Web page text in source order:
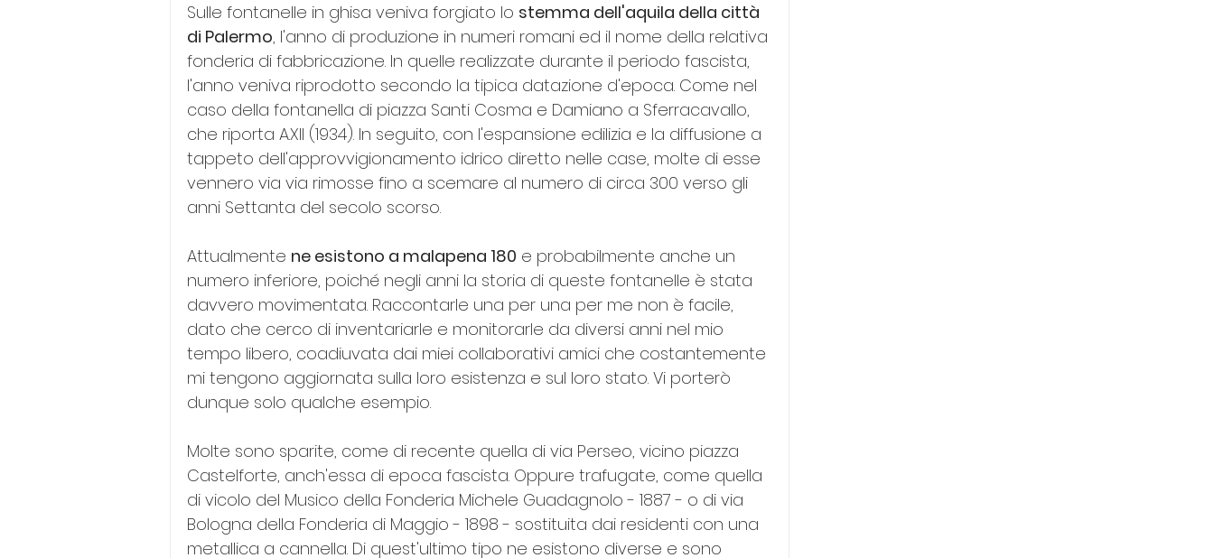
Sulle fontanelle in ghisa veniva forgiato lo stemma dell'aquila della città
di Palermo, l'anno di produzione in numeri romani ed il nome della relativa
fonderia di fabbricazione. In quelle realizzate durante il periodo fascista,
l'anno veniva riprodotto secondo la tipica datazione d'epoca. Come nel
caso della fontanella di piazza Santi Cosma e Damiano a Sferracavallo,
che riporta A.XII (1934). In seguito, con l'espansione edilizia e la diffusione a
tappeto dell'approvvigionamento idrico diretto nelle case, molte di esse
vennero via via rimosse fino a scemare al numero di circa 300 verso gli
anni Settanta del secolo scorso.
Attualmente ne esistono a malapena 180 e probabilmente anche un
numero inferiore, poiché negli anni la storia di queste fontanelle è stata
davvero movimentata. Raccontarle una per una per me non è facile,
dato che cerco di inventariarle e monitorarle da diversi anni nel mio
tempo libero, coadiuvata dai miei collaborativi amici che costantemente
mi tengono aggiornata sulla loro esistenza e sul loro stato. Vi porterò
dunque solo qualche esempio.
Molte sono sparite, come di recente quella di via Perseo, vicino piazza
Castelforte, anch'essa di epoca fascista. Oppure trafugate, come quella
di vicolo del Musico della Fonderia Michele Guadagnolo - 1887 - o di via
Bologna della Fonderia di Maggio - 1898 - sostituita dai residenti con una
metallica a cannella. Di quest'ultimo tipo ne esistono diverse e sono